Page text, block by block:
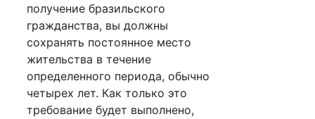
получение бразильского
гражданства, вы должны
сохранять постоянное место
жительства в течение
определенного периода, обычно
четырех лет. Как только это
требование будет выполнено,